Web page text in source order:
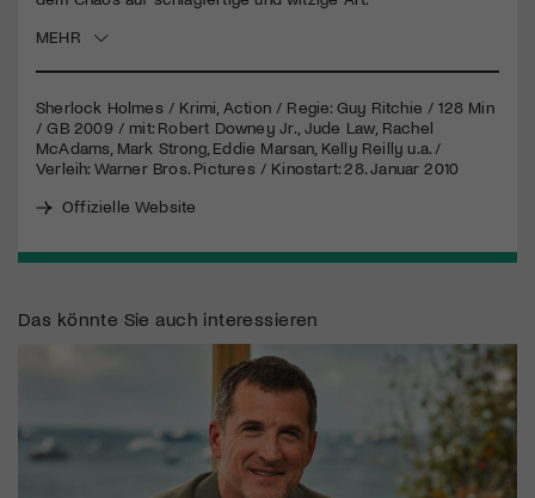
MEHR
Sherlock Holmes / Krimi, Action / Regie: Guy Ritchie / 128 Min
/ GB 2009 / mit: Robert Downey Jr., Jude Law, Rachel
McAdams, Mark Strong, Eddie Marsan, Kelly Reilly u.a. /
Verleih: Warner Bros. Pictures / Kinostart: 28. Januar 2010
Offizielle Website
Das könnte Sie auch interessieren